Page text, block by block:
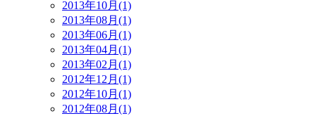
2013年10月(1)
2013年08月(1)
2013年06月(1)
2013年04月(1)
2013年02月(1)
2012年12月(1)
2012年10月(1)
2012年08月(1)